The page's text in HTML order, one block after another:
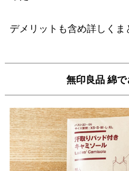
デメリットも含め詳しくま
無印良品 綿